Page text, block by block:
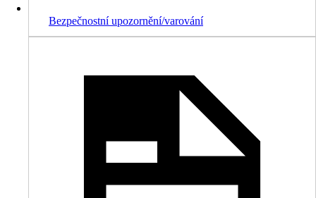
Bezpečnostní upozornění/varování